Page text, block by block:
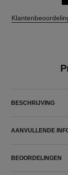
BESCHRIJVING
AANVULLENDE
BEOORDELINGEN